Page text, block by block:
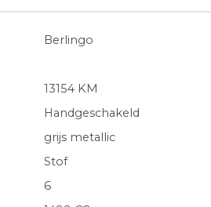
Berlingo
13154 KM
Handgeschakeld
grijs metallic
Stof
6